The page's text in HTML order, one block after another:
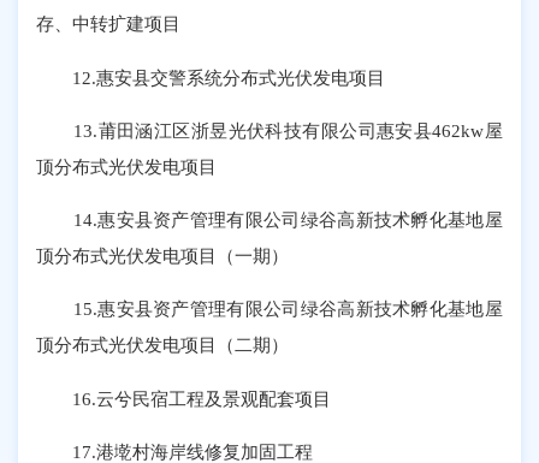
存、中转扩建项目
12.惠安县交警系统分布式光伏发电项目
13.莆田涵江区浙昱光伏科技有限公司惠安县462kw屋
顶分布式光伏发电项目
14.惠安县资产管理有限公司绿谷高新技术孵化基地屋
顶分布式光伏发电项目（一期）
15.惠安县资产管理有限公司绿谷高新技术孵化基地屋
顶分布式光伏发电项目（二期）
16.云兮民宿工程及景观配套项目
17.港墘村海岸线修复加固工程